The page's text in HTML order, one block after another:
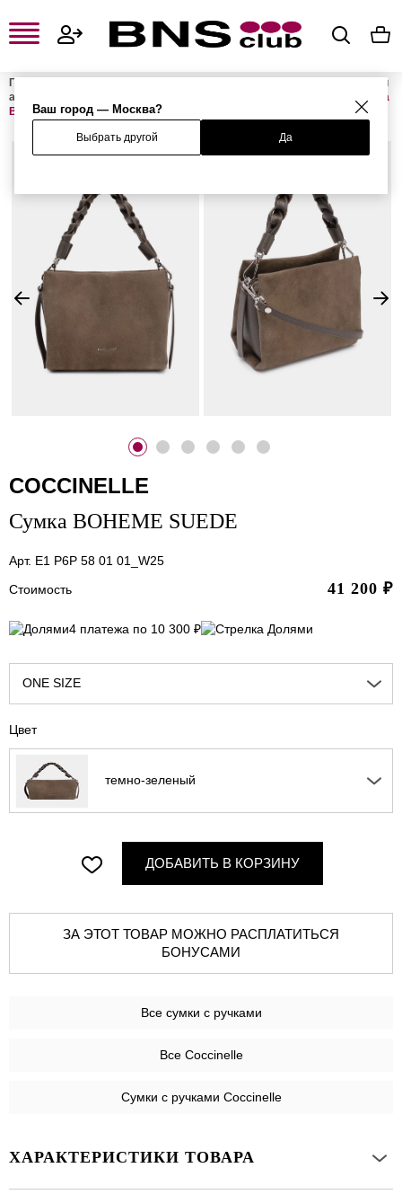
Ваш город — Москва?
Выбрать другой Да
Главная
Женские сумки и
аксессуары
Сумка
BOHEME SUEDE
COCCINELLE
Сумка BOHEME SUEDE
Арт. E1 P6P 58 01 01_W25
Стоимость
41 200 ₽
4 платежа по 10 300 ₽
ONE SIZE
Цвет
темно-зеленый
ДОБАВИТЬ В КОРЗИНУ
ЗА ЭТОТ ТОВАР МОЖНО РАСПЛАТИТЬСЯ
БОНУСАМИ
Все сумки с ручками
Все Coccinelle
Сумки с ручками Coccinelle
ХАРАКТЕРИСТИКИ ТОВАРА